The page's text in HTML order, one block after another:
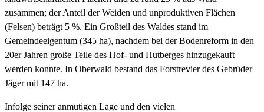
zusammen; der Anteil der Weiden und unproduktiven Flächen
(Felsen) beträgt 5 %. Ein Großteil des Waldes stand im
Gemeindeeigentum (345 ha), nachdem bei der Bodenreform in den
20er Jahren große Teile des Hof- und Hutberges hinzugekauft
werden konnte. In Oberwald bestand das Forstrevier des Gebrüder
Jäger mit 147 ha.
Infolge seiner anmutigen Lage und den vielen